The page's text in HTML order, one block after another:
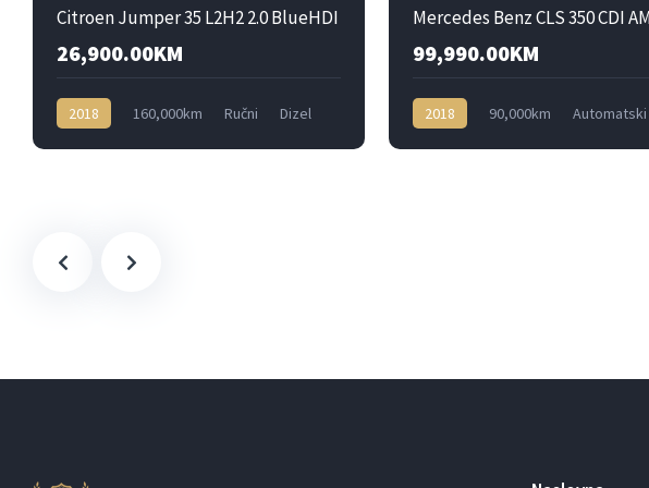
Citroen Jumper 35 L2H2 2.0 BlueHDI
26,900.00KM
2018 160,000km Ručni
Dizel
99,990.00KM
2018 90,000km
Automatski